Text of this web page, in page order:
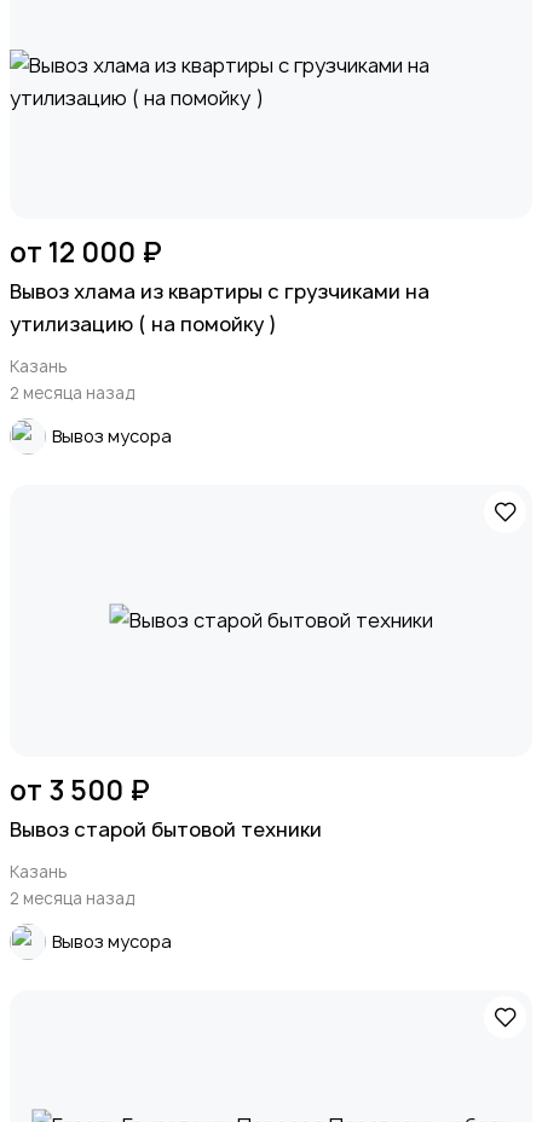
от 12 000 ₽
Вывоз хлама из квартиры с грузчиками на
утилизацию ( на помойку )
Казань
2 месяца назад
Вывоз мусора
от 3 500 ₽
Вывоз старой бытовой техники
Казань
2 месяца назад
Вывоз мусора